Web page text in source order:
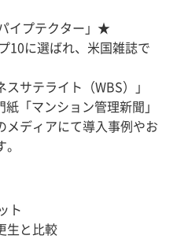
イプテクター」★
10に選ばれ、米国雑誌で
サテライト（WBS）」
「マンション管理新聞」
メディアにて導入事例やお
ト
生と比較